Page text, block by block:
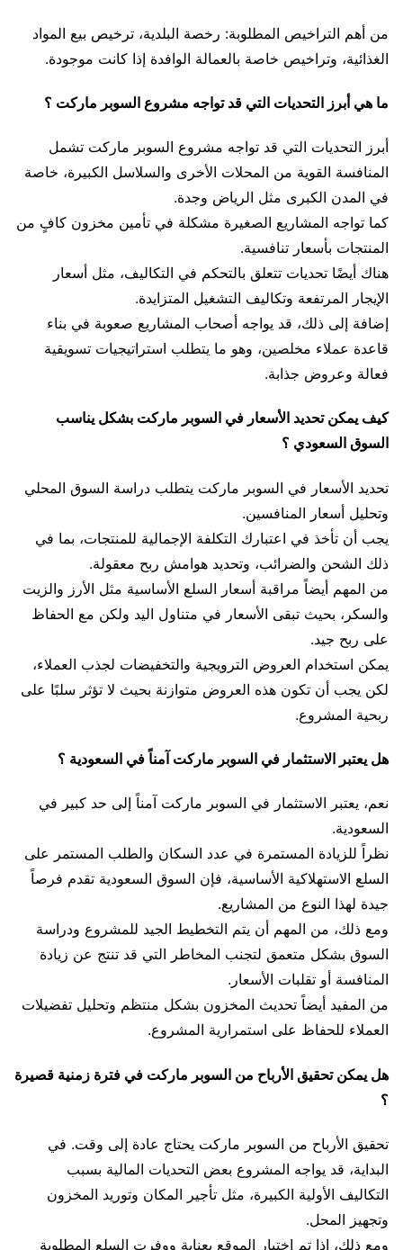
من أهم التراخيص المطلوبة: رخصة البلدية، ترخيص بيع المواد
الغذائية، وتراخيص خاصة بالعمالة الوافدة إذا كانت موجودة.
ما هي أبرز التحديات التي قد تواجه مشروع السوبر ماركت ؟
أبرز التحديات التي قد تواجه مشروع السوبر ماركت تشمل
المنافسة القوية من المحلات الأخرى والسلاسل الكبيرة، خاصة
في المدن الكبرى مثل الرياض وجدة.
كما تواجه المشاريع الصغيرة مشكلة في تأمين مخزون كافٍ من
المنتجات بأسعار تنافسية.
هناك أيضًا تحديات تتعلق بالتحكم في التكاليف، مثل أسعار
الإيجار المرتفعة وتكاليف التشغيل المتزايدة.
إضافة إلى ذلك، قد يواجه أصحاب المشاريع صعوبة في بناء
قاعدة عملاء مخلصين، وهو ما يتطلب استراتيجيات تسويقية
فعالة وعروض جذابة.
كيف يمكن تحديد الأسعار في السوبر ماركت بشكل يناسب
السوق السعودي ؟
تحديد الأسعار في السوبر ماركت يتطلب دراسة السوق المحلي
وتحليل أسعار المنافسين.
يجب أن تأخذ في اعتبارك التكلفة الإجمالية للمنتجات، بما في
ذلك الشحن والضرائب، وتحديد هوامش ربح معقولة.
من المهم أيضاً مراقبة أسعار السلع الأساسية مثل الأرز والزيت
والسكر، بحيث تبقى الأسعار في متناول اليد ولكن مع الحفاظ
على ربح جيد.
يمكن استخدام العروض الترويجية والتخفيضات لجذب العملاء،
لكن يجب أن تكون هذه العروض متوازنة بحيث لا تؤثر سلبًا على
ربحية المشروع.
هل يعتبر الاستثمار في السوبر ماركت آمناً في السعودية ؟
نعم، يعتبر الاستثمار في السوبر ماركت آمناً إلى حد كبير في
السعودية.
نظراً للزيادة المستمرة في عدد السكان والطلب المستمر على
السلع الاستهلاكية الأساسية، فإن السوق السعودية تقدم فرصاً
جيدة لهذا النوع من المشاريع.
ومع ذلك، من المهم أن يتم التخطيط الجيد للمشروع ودراسة
السوق بشكل متعمق لتجنب المخاطر التي قد تنتج عن زيادة
المنافسة أو تقلبات الأسعار.
من المفيد أيضاً تحديث المخزون بشكل منتظم وتحليل تفضيلات
العملاء للحفاظ على استمرارية المشروع.
هل يمكن تحقيق الأرباح من السوبر ماركت في فترة زمنية قصيرة
؟
تحقيق الأرباح من السوبر ماركت يحتاج عادة إلى وقت. في
البداية، قد يواجه المشروع بعض التحديات المالية بسبب
التكاليف الأولية الكبيرة، مثل تأجير المكان وتوريد المخزون
وتجهيز المحل.
ومع ذلك، إذا تم اختيار الموقع بعناية ووفرت السلع المطلوبة